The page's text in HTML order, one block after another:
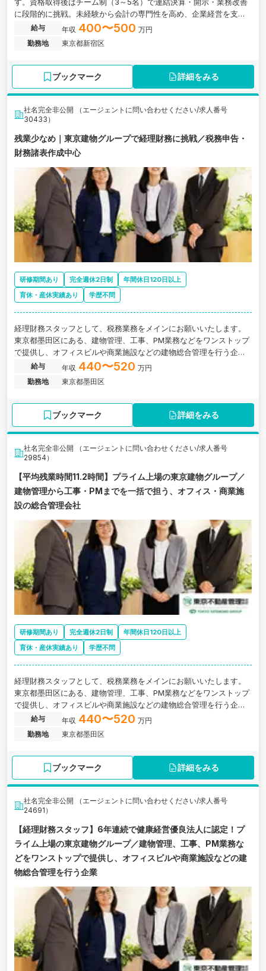
に段階的に挑戦。未経験から会計の専門性を高め、企業経営を支え
る人材を目指せます。東京都新宿にある、業界シェアNo.1の連結会
計ソリューションを提供し、複数企業の連結決算・開示業務を支援
しているプライム上場子会社の求人です。
給与 年収 400〜500 万円
勤務地
東京都新宿区
ブックマーク 詳細をみる
社名完全非公開 （エージェントに問い合わせください/求人番号
30433）
残業少なめ｜東京建物グループで経理財務に挑戦／税務申告・
財務諸表作成中心
研修期間あり 完全週休2日制
年間休日120日以上
育休・産休実績あり
学歴不問
経理財務スタッフとして、税務業務をメインにお願いいたします。
東京都墨田区にある、建物管理、工事、PM業務などをワンストップ
で提供し、オフィスビルや商業施設などの建物総合管理を行う企業
の求人です。
給与 年収 440〜520 万円
勤務地
東京都墨田区
ブックマーク 詳細をみる
社名完全非公開 （エージェントに問い合わせください/求人番号
29854）
【平均残業時間11.2時間】プライム上場の東京建物グループ／
建物管理から工事・PMまでを一括で担う、オフィス・商業施
設の総合管理会社
研修期間あり 完全週休2日制
年間休日120日以上
育休・産休実績あり
学歴不問
経理財務スタッフとして、税務業務をメインにお願いいたします。
東京都墨田区にある、建物管理、工事、PM業務などをワンストップ
で提供し、オフィスビルや商業施設などの建物総合管理を行う企業
の求人です。
給与 年収 440〜520 万円
勤務地
東京都墨田区
ブックマーク 詳細をみる
社名完全非公開 （エージェントに問い合わせください/求人番号
24691）
【経理財務スタッフ】6年連続で健康経営優良法人に認定！プ
ライム上場の東京建物グループ／建物管理、工事、PM業務な
どをワンストップで提供し、オフィスビルや商業施設などの建
物総合管理を行う企業